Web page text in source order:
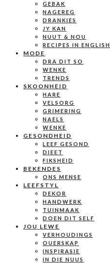
GEBAK
NAGEREG
DRANKIES
JY KAN
NUUT & NOU
RECIPES IN ENGLISH
MODE
DRA DIT SO
WENKE
TRENDS
SKOONHEID
HARE
VELSORG
GRIMERING
NAELS
WENKE
GESONDHEID
LEEF GESOND
DIEET
FIKSHEID
BEKENDES
ONS MENSE
LEEFSTYL
DEKOR
HANDWERK
TUINMAAK
DOEN DIT SELF
JOU LEWE
VERHOUDINGS
OUERSKAP
INSPIRASIE
IN DIE NUUS